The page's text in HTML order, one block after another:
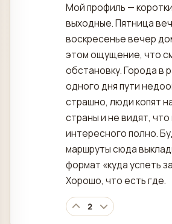
Мой профиль —
выходные. Пятница
воскресенье вечер
этом ощущение, что
обстановку. Города в
одного дня пути
страшно, люди копят
страны и не видят,
интересного полно.
маршруты сюда
формат «куда успеть
Хорошо, что есть где.
2